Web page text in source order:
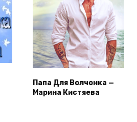
Папа Для Волчонка —
Марина Кистяева